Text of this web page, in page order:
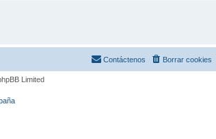
Borrar cookies
Contáctenos
Limited